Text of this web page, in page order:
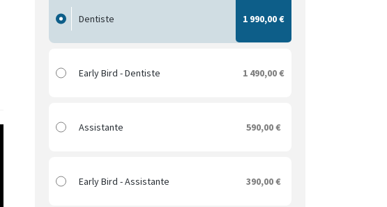
Dentiste 1 990,00 €
Early Bird - Dentiste 1 490,00 €
Assistante 590,00 €
Early Bird - Assistante 390,00 €